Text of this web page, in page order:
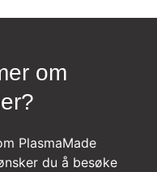
om
PlasmaMade
du å besøke